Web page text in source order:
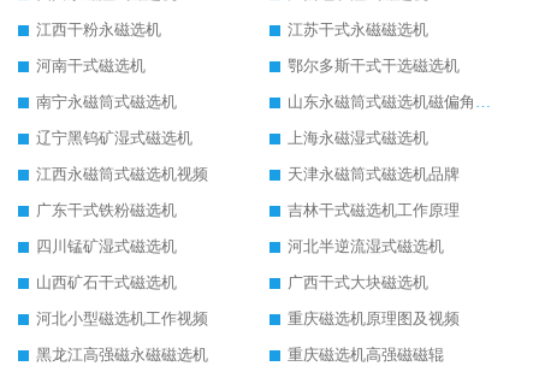
江西干粉永磁选机
江苏干式永磁磁选机
河南干式磁选机
鄂尔多斯干式干选磁选机
南宁永磁筒式磁选机
山东永磁筒式磁选机磁偏角怎么调整
辽宁黑钨矿湿式磁选机
上海永磁湿式磁选机
江西永磁筒式磁选机视频
天津永磁筒式磁选机品牌
广东干式铁粉磁选机
吉林干式磁选机工作原理
四川锰矿湿式磁选机
河北半逆流湿式磁选机
山西矿石干式磁选机
广西干式大块磁选机
河北小型磁选机工作视频
重庆磁选机原理图及视频
黑龙江高强磁永磁磁选机
重庆磁选机高强磁磁辊